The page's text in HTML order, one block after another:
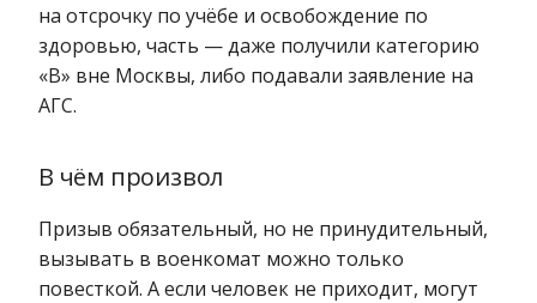
на отсрочку по учёбе и освобождение по
здоровью, часть — даже получили категорию
«В» вне Москвы, либо подавали заявление на
АГС.
В чём произвол
Призыв обязательный, но не принудительный,
вызывать в военкомат можно только
повесткой. А если человек не приходит, могут